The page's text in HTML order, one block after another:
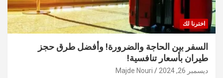
اخترنا لك
السفر بين الحاجة والضرورة! وأفضل طرق حجز
طيران بأسعار تنافسية!
ديسمبر 26, 2024 Majde Nouri